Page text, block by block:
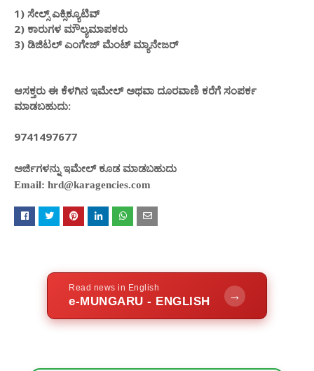
1) ಸೇಲ್ಸ್ ಎಕ್ಸಿಕ್ಯೂಟಿವ್
2) ಕಾರುಗಳ ಮೌಲ್ಯಮಾಪಕರು
3) ಡಿಜಿಟಲ್ ಎಂಗೇಜ್ ಮೆಂಟ್ ಮ್ಯಾನೇಜರ್
ಆಸಕ್ತರು ಈ ಕೆಳಗಿನ ಇಮೇಲ್ ಅಥವಾ ದೂರವಾಣಿ ಕರೆಗೆ ಸಂಪರ್ಕ
ಮಾಡಬಹುದು:
9741497677
ಅರ್ಜಿಗಳನ್ನು ಇಮೇಲ್ ಕೂಡ ಮಾಡಬಹುದು
Email: hrd@karagencies.com
Read news in English
e-MUNGARU - ENGLISH →